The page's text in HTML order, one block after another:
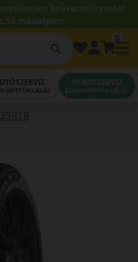
kedvezményesen!
49 másodperc.
GUMISZERVIZ
IDŐPONTFOGLALÁS